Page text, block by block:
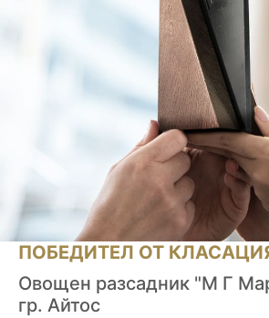
ПОБЕДИТЕЛ ОТ
Овощен разсадник "М Г
гр. Айтос